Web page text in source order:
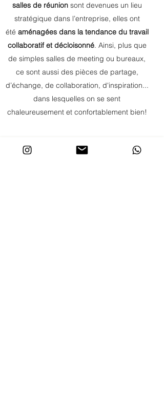
salles de réunionsont devenues un lieu
stratégique dans l’entreprise, elles ont
été aménagées dans la tendance du travail
collaboratif et décloisonné. Ainsi, plus que
de simples salles de meeting ou bureaux,
ce sont aussi des pièces de partage,
d’échange, de collaboration, d'inspiration...
dans lesquelles on se sent
chaleureusement et confortablement bien!
AVANT NOTRE PASSAGE :